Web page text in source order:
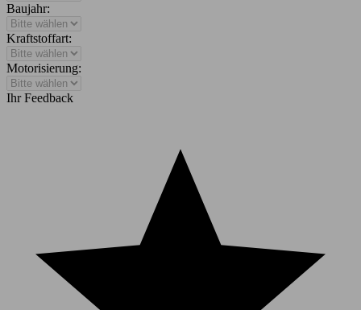
Baujahr:
Kraftstoffart:
Motorisierung:
Ihr Feedback